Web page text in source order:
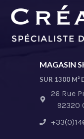
MAGASIN
SUR 1300 M²
26 Rue
92320